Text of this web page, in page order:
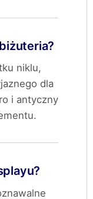
niklu,
dla
i antyczny